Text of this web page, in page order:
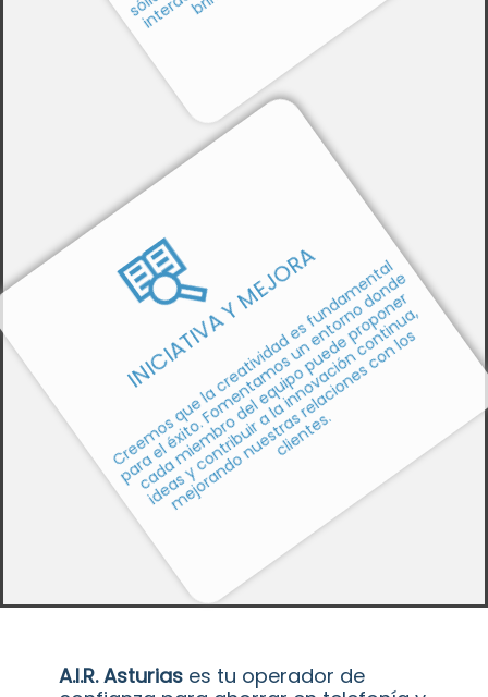
INICIATIVA Y MEJORA
Creemos que la creatividad es fundamental
para el éxito. Fomentamos un entorno donde
cada miembro del equipo puede proponer
ideas y contribuir a la innovación continua,
mejorando nuestras relaciones con los
clientes.
A.I.R. Asturias es tu operador de